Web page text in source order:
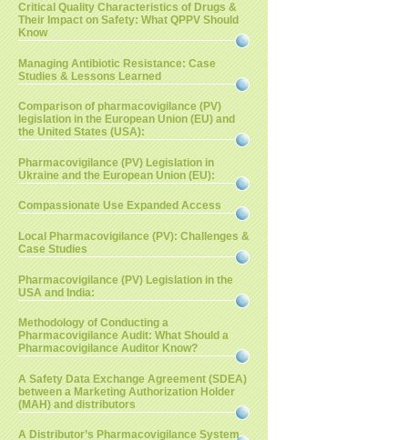
Critical Quality Characteristics of Drugs &
Their Impact on Safety: What QPPV Should
Know
Managing Antibiotic Resistance: Case
Studies & Lessons Learned
Comparison of pharmacovigilance (PV)
legislation in the European Union (EU) and
the United States (USA):
Pharmacovigilance (PV) Legislation in
Ukraine and the European Union (EU):
Compassionate Use Expanded Access
Local Pharmacovigilance (PV): Challenges &
Case Studies
Pharmacovigilance (PV) Legislation in the
USA and India:
Methodology of Conducting a
Pharmacovigilance Audit: What Should a
Pharmacovigilance Auditor Know?
A Safety Data Exchange Agreement (SDEA)
between a Marketing Authorization Holder
(MAH) and distributors
A Distributor’s Pharmacovigilance System